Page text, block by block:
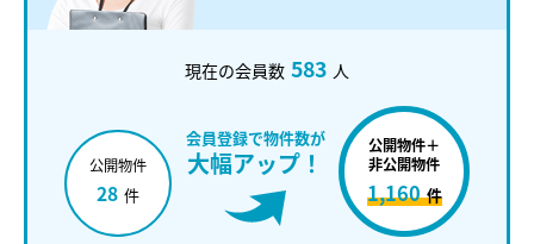
現在の会員数 583 人
会員登録で物件数が
大幅アップ！
公開物件
28 件
公開物件＋
非公開物件
1,160 件